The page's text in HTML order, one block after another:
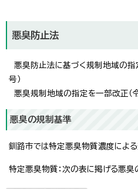
悪臭防止法
悪臭防止法に基づく規制地域の
号）
悪臭規制地域の指定を一部改正
悪臭の規制基準
釧路市では特定悪臭物質濃度による
特定悪臭物質：次の表に掲げる悪